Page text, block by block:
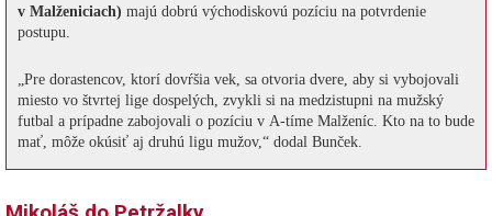
v Malženiciach) majú dobrú východiskovú pozíciu na potvrdenie
postupu.
„Pre dorastencov, ktorí dovŕšia vek, sa otvoria dvere, aby si vybojovali
miesto vo štvrtej lige dospelých, zvykli si na medzistupni na mužský
futbal a prípadne zabojovali o pozíciu v A-tíme Malženíc. Kto na to bude
mať, môže okúsiť aj druhú ligu mužov,“ dodal Bunček.